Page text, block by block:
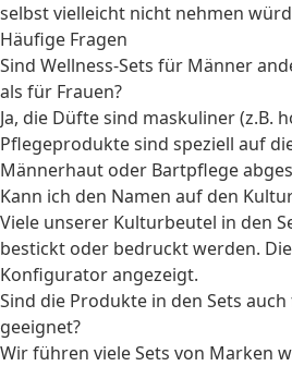
selbst vielleicht nicht nehmen
Häufige Fragen
Sind Wellness-Sets für Männer
als für Frauen?
Ja, die Düfte sind maskuliner (z.B.
Pflegeprodukte sind speziell auf
Männerhaut oder Bartpflege
Kann ich den Namen auf den
Viele unserer Kulturbeutel in den
bestickt oder bedruckt werden.
Konfigurator angezeigt.
Sind die Produkte in den Sets
geeignet?
Wir führen viele Sets von Marken